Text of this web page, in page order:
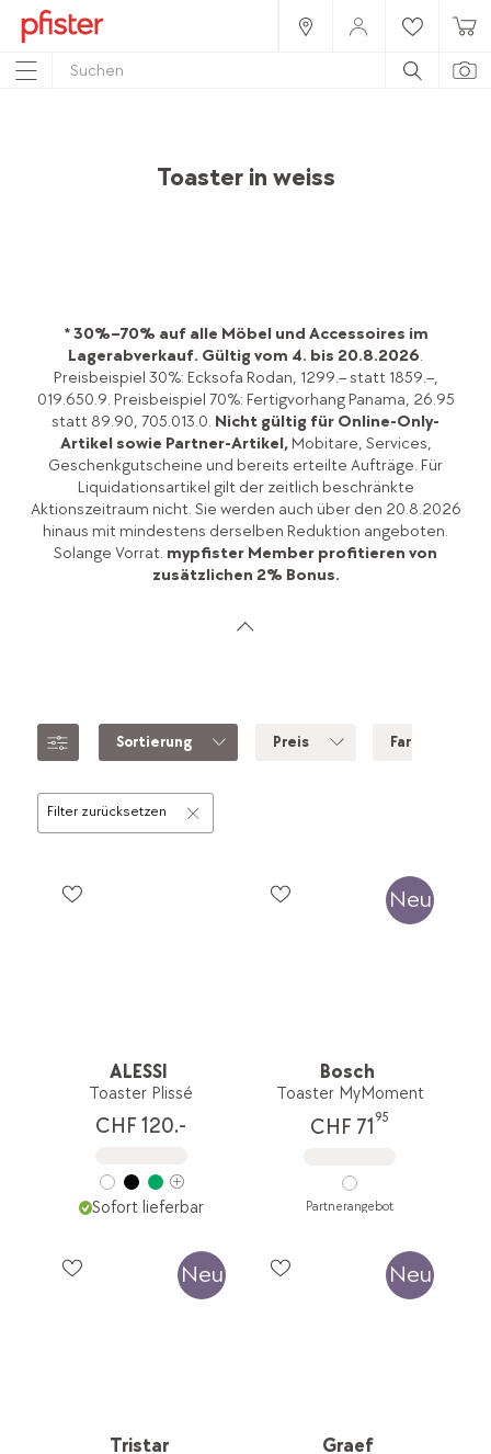
Küchengeräte
Toaster in weiss
* 30%–70% auf alle Möbel und Accessoires im
Lagerabverkauf. Gültig vom 4. bis 20.8.2026.
Preisbeispiel 30%: Ecksofa Rodan, 1299.– statt 1859.–,
019.650.9. Preisbeispiel 70%: Fertigvorhang Panama, 26.95
statt 89.90, 705.013.0. Nicht gültig für Online-Only-
Artikel sowie Partner-Artikel, Mobitare, Services,
Geschenkgutscheine und bereits erteilte Aufträge. Für
Liquidationsartikel gilt der zeitlich beschränkte
Aktionszeitraum nicht. Sie werden auch über den 20.8.2026
hinaus mit mindestens derselben Reduktion angeboten.
Solange Vorrat. mypfister Member profitieren von
zusätzlichen 2% Bonus.
Sortierung Preis Farbe
Filter zurücksetzen
ALESSI
Toaster Plissé
CHF 120.-
Sofort lieferbar
Neu
Bosch
Toaster MyMoment
CHF 71 95
Partnerangebot
Neu
Tristar
Neu
Graef